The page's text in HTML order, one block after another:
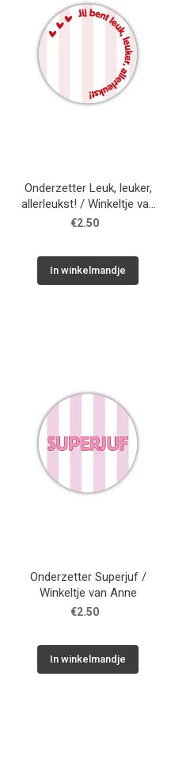
Onderzetter Leuk, leuker,
allerleukst! / Winkeltje van
Anne
€2.50
In winkelmandje
Onderzetter Superjuf /
Winkeltje van Anne
€2.50
In winkelmandje